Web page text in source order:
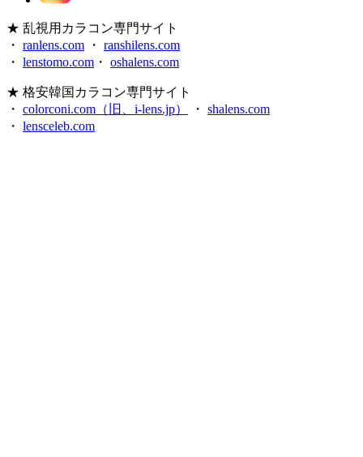
★ 乱視用カラコン専門サイト
・ ranlens.com ・ ranshilens.com
・ lenstomo.com ・ oshalens.com
★ 格安韓国カラコン専門サイト
・ colorconi.com（旧、i-lens.jp） ・ shalens.com
・ lensceleb.com